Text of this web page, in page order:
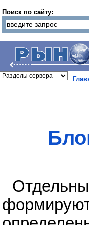
Поиск по сайту: